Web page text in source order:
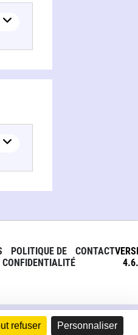
refuser Personnaliser
POLITIQUE DE
CONFIDENTIALITÉ
CONTACT